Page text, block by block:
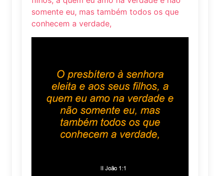
somente eu, mas também todos os que
conhecem a verdade,